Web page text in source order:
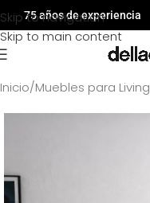
Skip to navigation
Skip to main content
75 años de experiencia
Inicio/Muebles para Living